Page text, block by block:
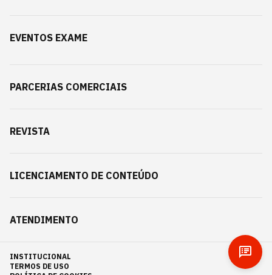
EVENTOS EXAME
PARCERIAS COMERCIAIS
REVISTA
LICENCIAMENTO DE CONTEÚDO
ATENDIMENTO
INSTITUCIONAL
TERMOS DE USO